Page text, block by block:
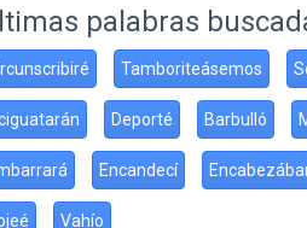
palabras
Tamboriteásemos
Deporté Barbulló
Encandecí
Vahío